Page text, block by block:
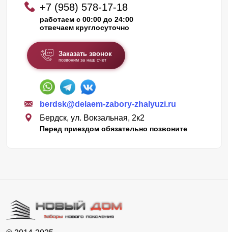
+7 (958) 578-17-18
работаем с 00:00 до 24:00
отвечаем круглосуточно
Заказать звонок
позвоним за наш счет
berdsk@delaem-zabory-zhalyuzi.ru
Бердск, ул. Вокзальная, 2к2
Перед приездом обязательно позвоните